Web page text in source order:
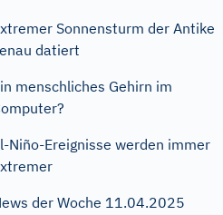
Sonnensturm der Antike
datiert
menschliches Gehirn im
Niño-Ereignisse werden immer
der Woche 11.04.2025